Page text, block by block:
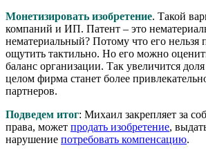
Монетизировать изобретение. Такой
компаний и ИП. Патент – это
нематериальный? Потому что его нельзя
ощутить тактильно. Но его можно
баланс организации. Так увеличится
целом фирма станет более
партнеров.
Подведем итог: Михаил закрепляет за
права, может продать изобретение,
нарушение потребовать компенсацию.